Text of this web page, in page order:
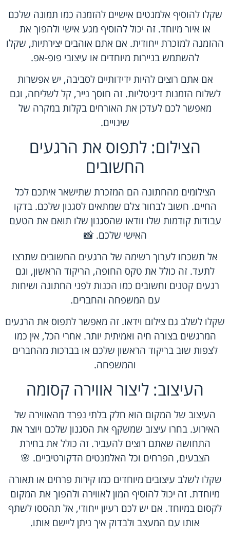
שקלו להוסיף אלמנטים אישיים להזמנה כמו תמונה שלכם
או איור מיוחד. זה יכול להוסיף מגע אישי ולהפוך את
ההזמנה למזכרת ייחודית. אם אתם אוהבים יצירתיות, שקלו
להשתמש בניירות מיוחדים או עיצובי פופ-אפ.
אם אתם רוצים להיות ידידותיים לסביבה, יש אפשרות
לשלוח הזמנות דיגיטליות. זה חוסך נייר, קל לשליחה, וגם
מאפשר לכם לעדכן את האורחים בקלות במקרה של
שינויים.
הצילום: לתפוס את הרגעים
החשובים
הצילומים מהחתונה הם המזכרת שתישאר איתכם לכל
החיים. חשוב לבחור צלם שמתאים לסגנון שלכם. בדקו
עבודות קודמות שלו וודאו שהסגנון שלו תואם את הטעם
האישי שלכם. 📸
אל תשכחו לערוך רשימה של הרגעים החשובים שתרצו
לתעד. זה כולל את טקס החופה, הריקוד הראשון, וגם
רגעים קטנים וחשובים כמו הכנות לפני החתונה ושיחות
עם המשפחה והחברים.
שקלו לשלב גם צילום וידאו. זה מאפשר לתפוס את הרגעים
המרגשים בצורה חיה ואמיתית יותר. אחרי הכל, אין כמו
לצפות שוב בריקוד הראשון שלכם או בברכות מהחברים
והמשפחה.
העיצוב: ליצור אווירה קסומה
העיצוב של המקום הוא חלק בלתי נפרד מהאווירה של
האירוע. בחרו עיצוב שמשקף את הסגנון שלכם ויוצר את
התחושה שאתם רוצים להעביר. זה כולל את בחירת
הצבעים, הפרחים וכל האלמנטים הדקורטיביים. 🌸
שקלו לשלב עיצובים מיוחדים כמו קירות פרחים או תאורה
מיוחדת. זה יכול להוסיף המון לאווירה ולהפוך את המקום
לקסום במיוחד. אם יש לכם רעיון ייחודי, אל תהססו לשתף
אותו עם המעצב ולבדוק איך ניתן ליישם אותו.